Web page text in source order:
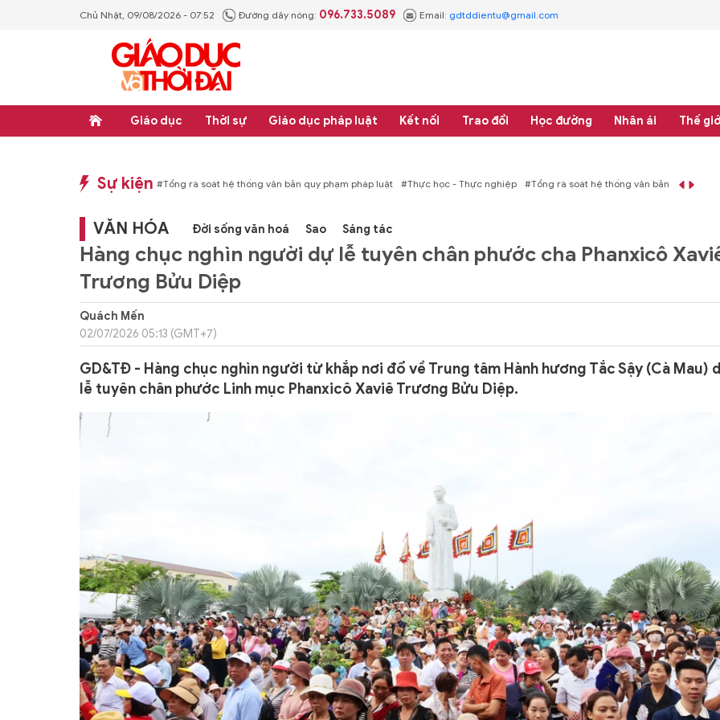
Chủ Nhật, 09/08/2026 - 07:52 Đường dây nóng: 096.733.5089 Email: gdtddientu@gmail.com
Giáo dục Thời sự Giáo dục pháp luật Kết nối Trao đổi Học đường Nhân ái Thế
Sự kiện
#Thực học - Thực nghiệp #Tổng rà soát hệ thống văn bản quy phạm pháp luật #Thực học - Thực nghiệp #Tổng rà soát hệ thống văn bản quy phạm
VĂN HÓA Đời sống văn hoá Sao Sáng tác
Hàng chục nghìn người dự lễ tuyên chân phước cha Phanxicô
Trương Bửu Diệp
Quách Mến
02/07/2026 05:13 (GMT+7)
GD&TĐ - Hàng chục nghìn người từ khắp nơi đổ về Trung tâm Hành hương Tắc Sậy (Cà Mau)
lễ tuyên chân phước Linh mục Phanxicô Xaviê Trương Bửu Diệp.